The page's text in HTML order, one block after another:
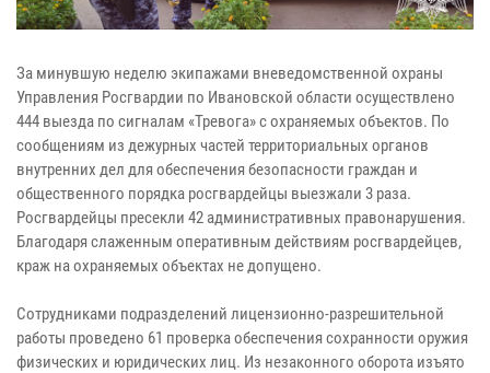
За минувшую неделю экипажами вневедомственной охраны
Управления Росгвардии по Ивановской области осуществлено
444 выезда по сигналам «Тревога» с охраняемых объектов. По
сообщениям из дежурных частей территориальных органов
внутренних дел для обеспечения безопасности граждан и
общественного порядка росгвардейцы выезжали 3 раза.
Росгвардейцы пресекли 42 административных правонарушения.
Благодаря слаженным оперативным действиям росгвардейцев,
краж на охраняемых объектах не допущено.
Сотрудниками подразделений лицензионно-разрешительной
работы проведено 61 проверка обеспечения сохранности оружия
физических и юридических лиц. Из незаконного оборота изъято